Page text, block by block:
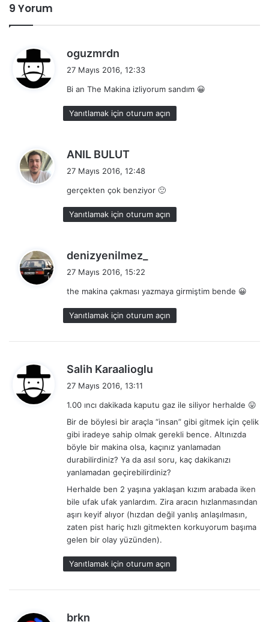
9 Yorum
oguzmrdn
i
k
i
27 Mayıs 2016, 12:33
Bi an The Makina izliyorum sandım 😀
Yanıtlamak için oturum açın
ANIL BULUT
i
k
i
27 Mayıs 2016, 12:48
gerçekten çok benziyor 🙂
Yanıtlamak için oturum açın
denizyenilmez_
i
k
i
27 Mayıs 2016, 15:22
the makina çakması yazmaya girmiştim bende 😀
Yanıtlamak için oturum açın
Salih Karaalioglu
i
k
i
:
27 Mayıs 2016, 13:11
1.00 ıncı dakikada kaputu gaz ile siliyor herhalde 😛
Bir de böylesi bir araçla “insan” gibi gitmek için çelik
gibi iradeye sahip olmak gerekli bence. Altınızda
böyle bir makina olsa, kaçınız yanlamadan
durabilirdiniz? Ya da asıl soru, kaç dakikanızı
yanlamadan geçirebilirdiniz?
Herhalde ben 2 yaşına yaklaşan kızım arabada iken
bile ufak ufak yanlardım. Zira aracın hızlanmasından
aşırı keyif alıyor (hızdan değil yanlış anlaşılmasın,
zaten pist hariç hızlı gitmekten korkuyorum başıma
gelen bir olay yüzünden).
Yanıtlamak için oturum açın
brkn